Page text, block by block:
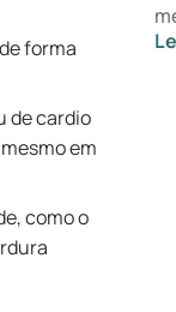
forma
de cardio
em
como o